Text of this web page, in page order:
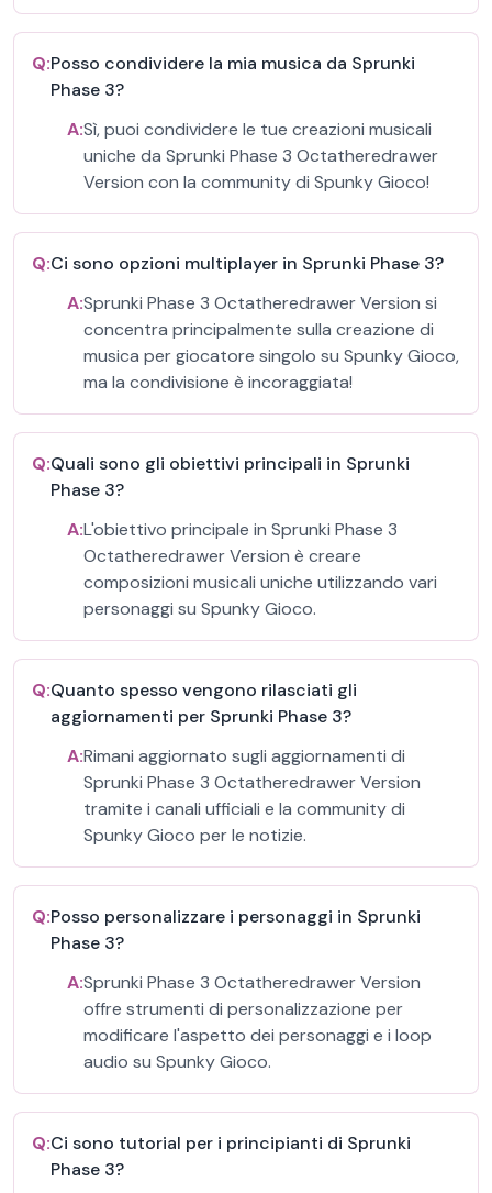
Q:Posso condividere la mia musica da Sprunki
Phase 3?
A:Sì, puoi condividere le tue creazioni musicali
uniche da Sprunki Phase 3 Octatheredrawer
Version con la community di Spunky Gioco!
Q:Ci sono opzioni multiplayer in Sprunki Phase 3?
A:Sprunki Phase 3 Octatheredrawer Version si
concentra principalmente sulla creazione di
musica per giocatore singolo su Spunky Gioco,
ma la condivisione è incoraggiata!
Q:Quali sono gli obiettivi principali in Sprunki
Phase 3?
A:L'obiettivo principale in Sprunki Phase 3
Octatheredrawer Version è creare
composizioni musicali uniche utilizzando vari
personaggi su Spunky Gioco.
Q:Quanto spesso vengono rilasciati gli
aggiornamenti per Sprunki Phase 3?
A:Rimani aggiornato sugli aggiornamenti di
Sprunki Phase 3 Octatheredrawer Version
tramite i canali ufficiali e la community di
Spunky Gioco per le notizie.
Q:Posso personalizzare i personaggi in Sprunki
Phase 3?
A:Sprunki Phase 3 Octatheredrawer Version
offre strumenti di personalizzazione per
modificare l'aspetto dei personaggi e i loop
audio su Spunky Gioco.
Q:Ci sono tutorial per i principianti di Sprunki
Phase 3?